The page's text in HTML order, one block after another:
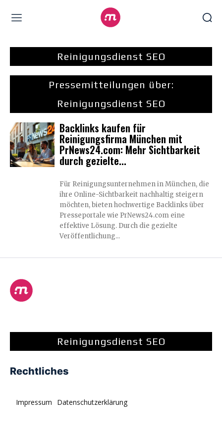
Reinigungsdienst SEO
Pressemitteilungen über:
Reinigungsdienst SEO
Backlinks kaufen für
Reinigungsfirma München mit
PrNews24.com: Mehr Sichtbarkeit
durch gezielte...
Für Reinigungsunternehmen in München, die
ihre Online-Sichtbarkeit nachhaltig steigern
möchten, bieten hochwertige Backlinks über
Presseportale wie PrNews24.com eine
effektive Lösung. Durch die gezielte
Veröffentlichung...
Reinigungsdienst SEO
Rechtliches
Impressum Datenschutzerklärung